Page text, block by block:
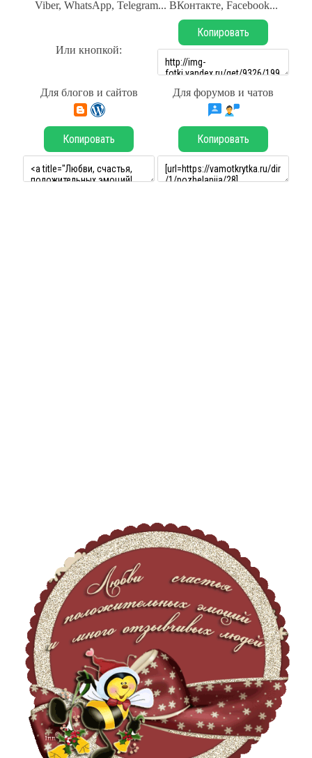
Viber, WhatsApp, Telegram... ВКонтакте, Facebook...
Или кнопкой:
Копировать
Для блогов и сайтов Для форумов и чатов
Копировать Копировать